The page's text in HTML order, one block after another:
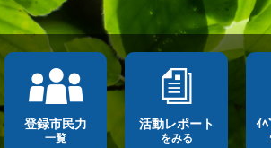
登録市民力
一覧
活動レポート
をみる
ｲ